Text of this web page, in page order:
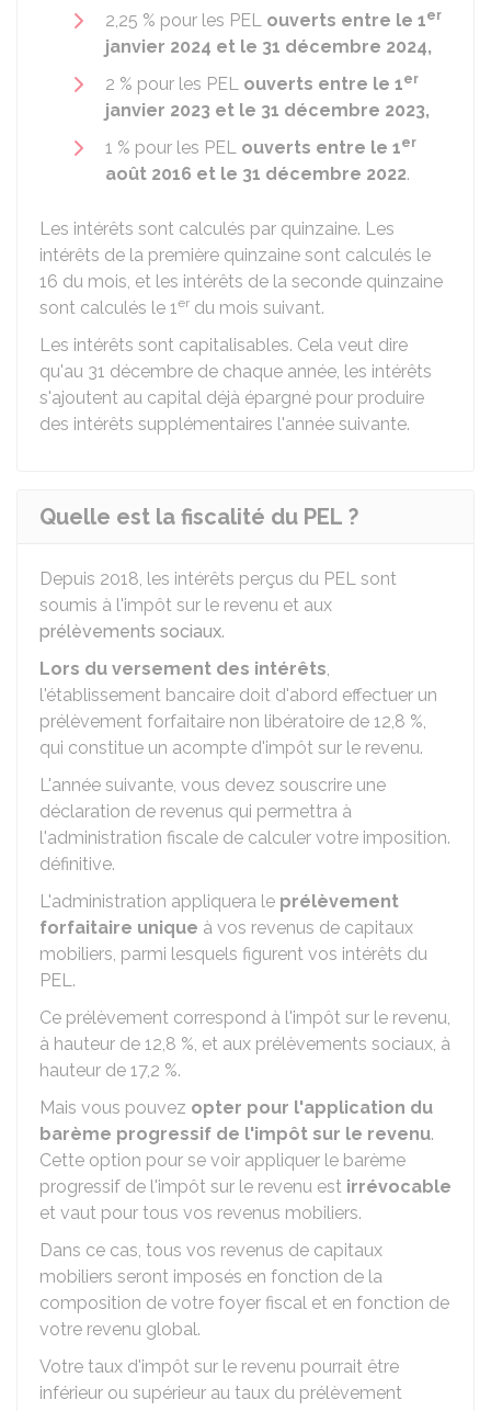
2,25 % pour les PEL ouverts entre le 1er
janvier 2024 et le 31 décembre 2024,
2 % pour les PEL ouverts entre le 1er
janvier 2023 et le 31 décembre 2023,
1 % pour les PEL ouverts entre le 1er
août 2016 et le 31 décembre 2022.
Les intérêts sont calculés par quinzaine. Les
intérêts de la première quinzaine sont calculés le
16 du mois, et les intérêts de la seconde quinzaine
sont calculés le 1er du mois suivant.
Les intérêts sont capitalisables. Cela veut dire
qu'au 31 décembre de chaque année, les intérêts
s'ajoutent au capital déjà épargné pour produire
des intérêts supplémentaires l'année suivante.
Quelle est la fiscalité du PEL ?
Depuis 2018, les intérêts perçus du PEL sont
soumis à l'impôt sur le revenu et aux
prélèvements sociaux.
Lors du versement des intérêts,
l'établissement bancaire doit d'abord effectuer un
prélèvement forfaitaire non libératoire de 12,8 %,
qui constitue un acompte d'impôt sur le revenu.
L'année suivante, vous devez souscrire une
déclaration de revenus qui permettra à
l'administration fiscale de calculer votre imposition.
définitive.
L'administration appliquera le prélèvement
forfaitaire unique à vos revenus de capitaux
mobiliers, parmi lesquels figurent vos intérêts du
PEL.
Ce prélèvement correspond à l'impôt sur le revenu,
à hauteur de 12,8 %, et aux prélèvements sociaux, à
hauteur de 17,2 %.
Mais vous pouvez opter pour l'application du
barème progressif de l'impôt sur le revenu.
Cette option pour se voir appliquer le barème
progressif de l'impôt sur le revenu est irrévocable
et vaut pour tous vos revenus mobiliers.
Dans ce cas, tous vos revenus de capitaux
mobiliers seront imposés en fonction de la
composition de votre foyer fiscal et en fonction de
votre revenu global.
Votre taux d'impôt sur le revenu pourrait être
inférieur ou supérieur au taux du prélèvement